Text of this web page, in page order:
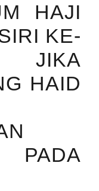
HAJI
KE-
JIKA
HAID
PADA